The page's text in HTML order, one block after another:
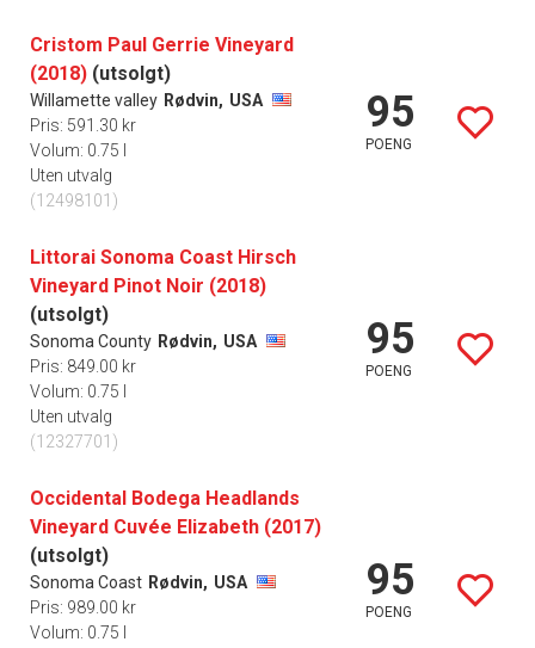
Cristom Paul Gerrie Vineyard
(2018) (utsolgt)
Willamette valley Rødvin, USA
Pris: 591.30 kr
Volum: 0.75 l
Uten utvalg
(12498101)
95
POENG
Littorai Sonoma Coast Hirsch
Vineyard Pinot Noir (2018)
(utsolgt)
Sonoma County Rødvin, USA
Pris: 849.00 kr
Volum: 0.75 l
Uten utvalg
(12327701)
95
POENG
Occidental Bodega Headlands
Vineyard Cuvée Elizabeth (2017)
(utsolgt)
Sonoma Coast Rødvin, USA
Pris: 989.00 kr
Volum: 0.75 l
95
POENG